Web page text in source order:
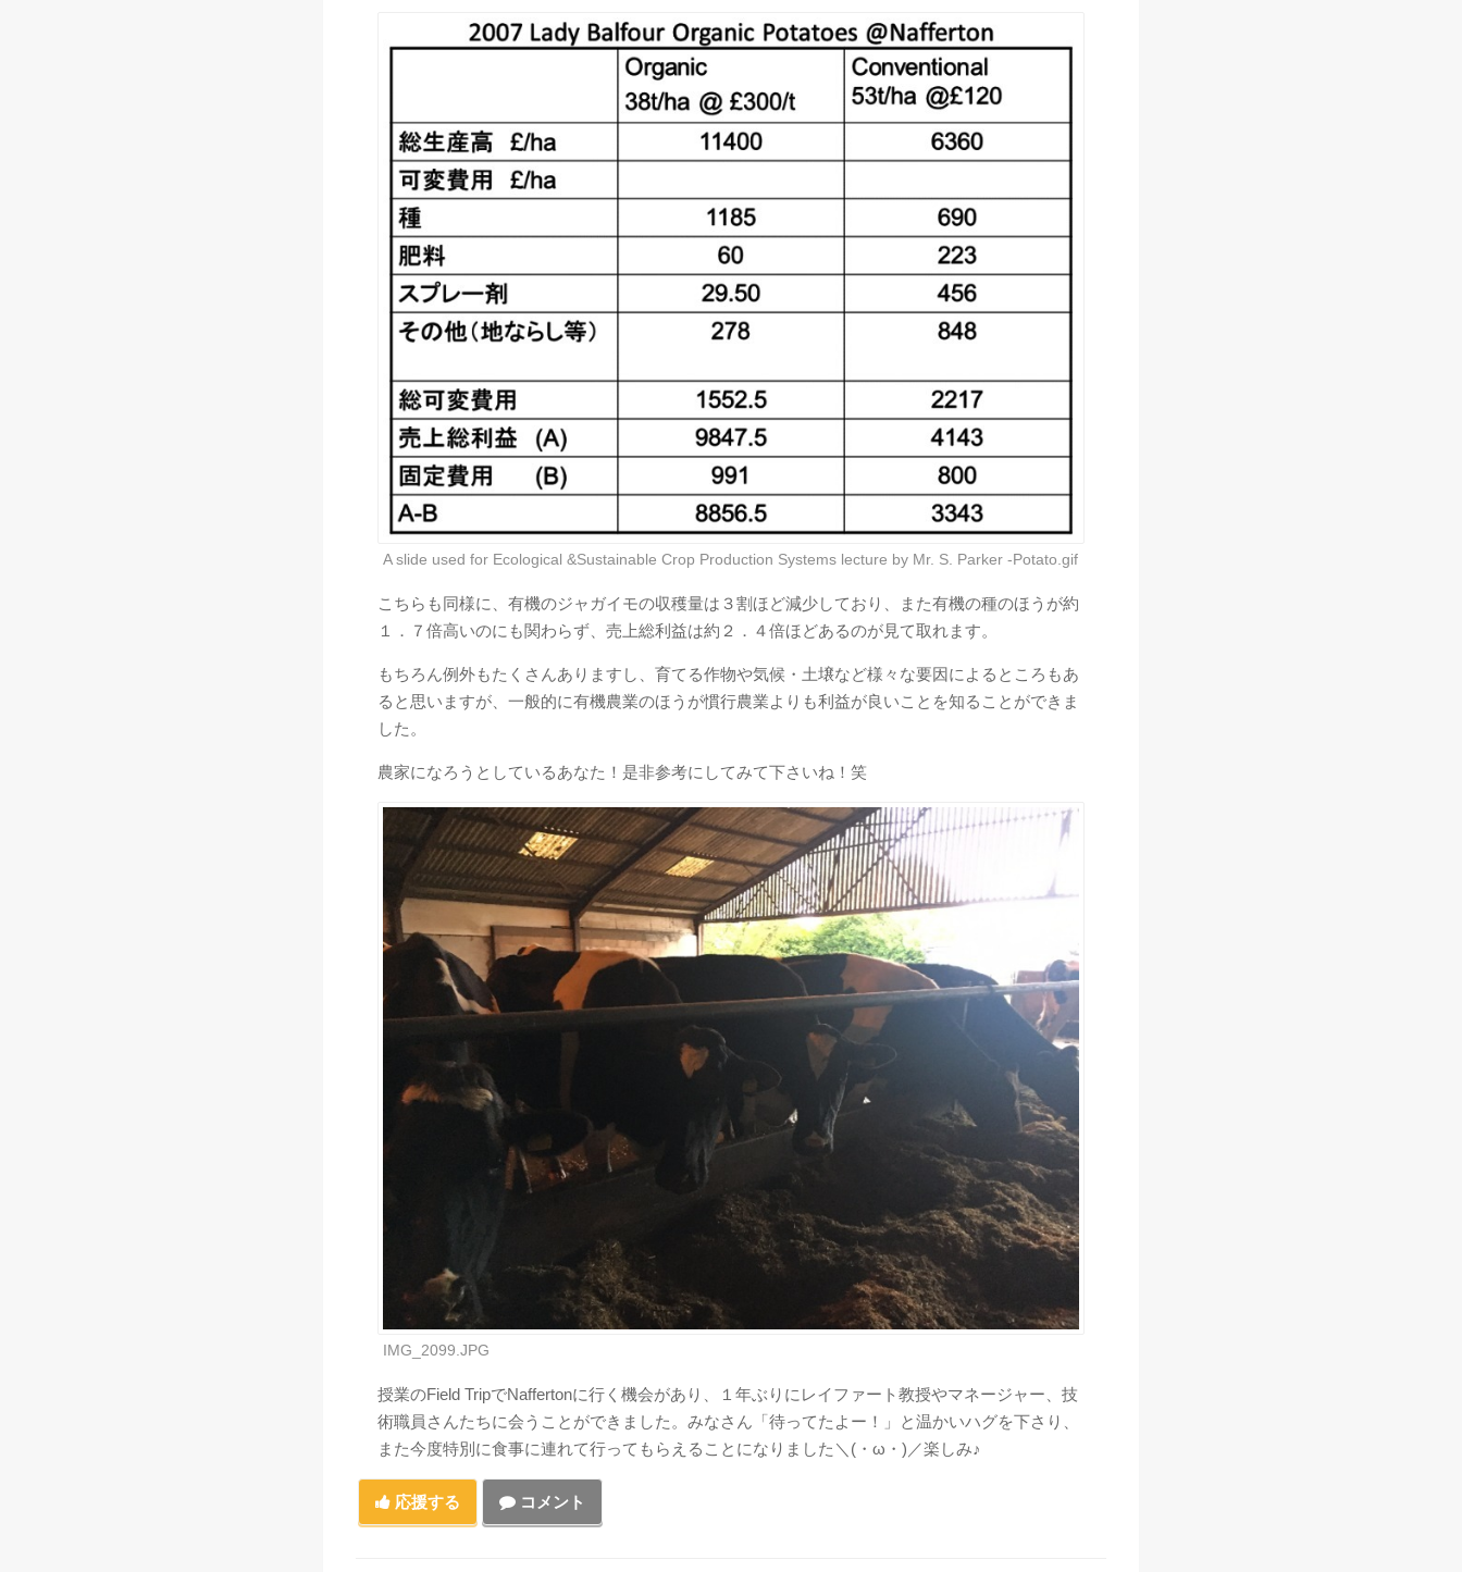
A slide used for Ecological &Sustainable Crop Production Systems lecture by Mr. S. Parker -Potato.gif
こちらも同様に、有機のジャガイモの収穫量は３割ほど減少しており、また有機の種のほうが約
１．７倍高いのにも関わらず、売上総利益は約２．４倍ほどあるのが見て取れます。
もちろん例外もたくさんありますし、育てる作物や気候・土壌など様々な要因によるところもあ
ると思いますが、一般的に有機農業のほうが慣行農業よりも利益が良いことを知ることができま
した。
農家になろうとしているあなた！是非参考にしてみて下さいね！笑
IMG_2099.JPG
授業のField TripでNaffertonに行く機会があり、１年ぶりにレイファート教授やマネージャー、技
術職員さんたちに会うことができました。みなさん「待ってたよー！」と温かいハグを下さり、
また今度特別に食事に連れて行ってもらえることになりました＼(・ω・)／楽しみ♪
応援する コメント